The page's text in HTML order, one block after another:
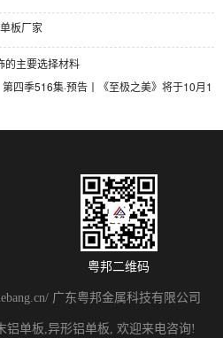
板厂家
的主要选择材料
四季516集·预告丨《至极之美》将于10月1
粤邦二维码
广东粤邦金属科技有限公司
铝单板,异形铝单板, 欢迎来电咨询!